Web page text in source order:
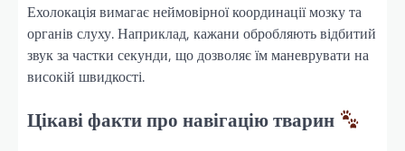
Ехолокація вимагає неймовірної координації мозку та
органів слуху. Наприклад, кажани обробляють відбитий
звук за частки секунди, що дозволяє їм маневрувати на
високій швидкості.
Цікаві факти про навігацію тварин